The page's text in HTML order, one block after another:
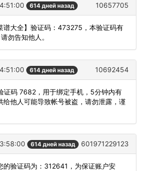
614 дней назад 10657705
谱大全】验证码：473275，本验证码有
勿告知他人。
614 дней назад 10692454
证码 7682，用于绑定手机，5分钟内有
给他人可能导致帐号被盗，请勿泄露，谨
614 дней назад 601971229123
的验证码为：312641，为保证账户安